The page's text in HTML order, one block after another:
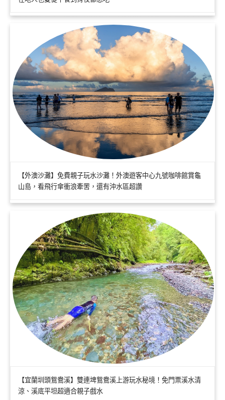
【外澳沙灘】免費親子玩水沙灘！外澳遊客中心九號咖啡館賞龜
山島，看飛行傘衝浪牽罟，還有沖水區超讚
【宜蘭圳頭鴛鴦溪】雙連埤鴛鴦溪上游玩水秘境！免門票溪水清
涼、溪底平坦超適合親子戲水